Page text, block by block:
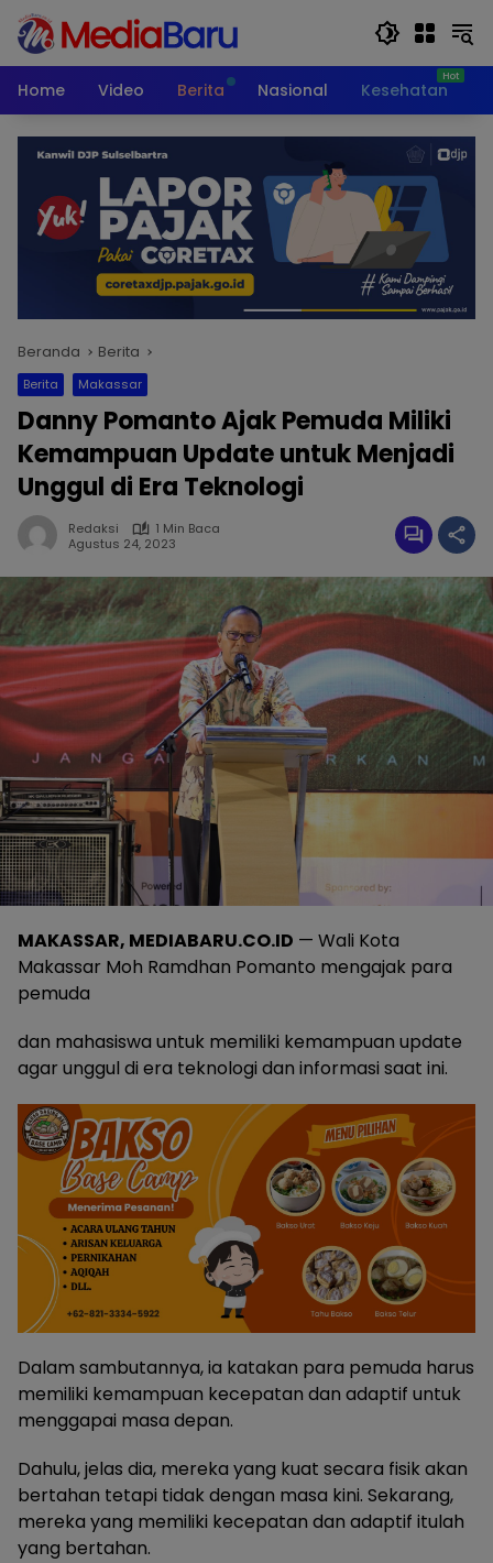
Langsung
konten
Home
Video Berita Nasional Kesehatan
Beranda Berita
Berita Makassar
Danny Pomanto Ajak Pemuda Miliki
Kemampuan Update untuk Menjadi
Unggul di Era Teknologi
Redaksi
1 Min Baca
Agustus 24, 2023
MAKASSAR, MEDIABARU.CO.ID — Wali Kota
Makassar Moh Ramdhan Pomanto mengajak para
pemuda
dan mahasiswa untuk memiliki kemampuan update
agar unggul di era teknologi dan informasi saat ini.
Dalam sambutannya, ia katakan para pemuda harus
memiliki kemampuan kecepatan dan adaptif untuk
menggapai masa depan.
Dahulu, jelas dia, mereka yang kuat secara fisik akan
bertahan tetapi tidak dengan masa kini. Sekarang,
mereka yang memiliki kecepatan dan adaptif itulah
yang bertahan.